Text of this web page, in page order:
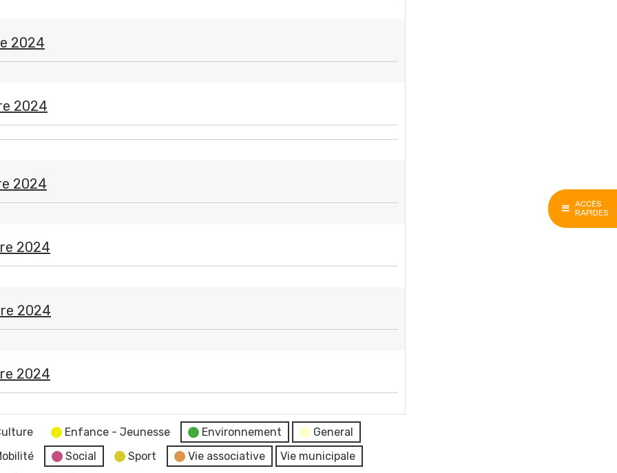
ACCÈS
RAPIDES
2024
2024
2024
2024
2024
2024
Enfance - Jeunesse Environnement
General
Social Sport Vie associative
Vie municipale